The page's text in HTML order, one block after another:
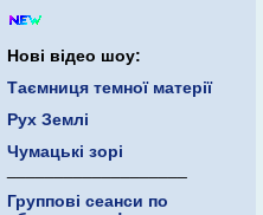
Нові відео шоу:
Таємниця темної матерії
Рух Землі
Чумацькі зорі
Группові сеанси по